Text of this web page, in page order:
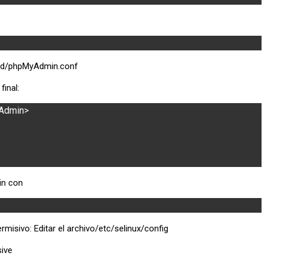
phpMyAdmin.conf
con
Editar el archivo/etc/selinux/config